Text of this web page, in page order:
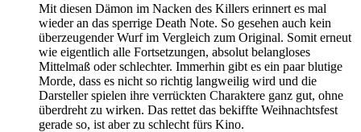
Mit diesen Dämon im Nacken des Killers erinnert es mal
wieder an das sperrige Death Note. So gesehen auch kein
überzeugender Wurf im Vergleich zum Original. Somit erneut
wie eigentlich alle Fortsetzungen, absolut belangloses
Mittelmaß oder schlechter. Immerhin gibt es ein paar blutige
Morde, dass es nicht so richtig langweilig wird und die
Darsteller spielen ihre verrückten Charaktere ganz gut, ohne
überdreht zu wirken. Das rettet das bekiffte Weihnachtsfest
gerade so, ist aber zu schlecht fürs Kino.